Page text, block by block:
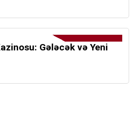
Gələcək və Yeni